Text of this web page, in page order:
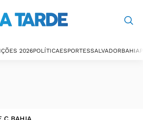
2026POLÍTICAESPORTESSALVADORBAHIA